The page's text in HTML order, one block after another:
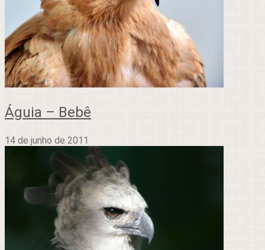
Águia – Bebê
14 de junho de 2011